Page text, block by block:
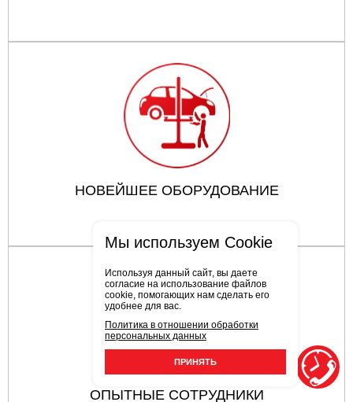
НОВЕЙШЕЕ ОБОРУДОВАНИЕ
ОПЫТНЫЕ СОТРУДНИКИ
Мы используем Cookie
Используя данный сайт, вы даете
согласие на использование файлов
cookie, помогающих нам сделать его
удобнее для вас.
Политика в отношении обработки
персональных данных
ПРИНЯТЬ